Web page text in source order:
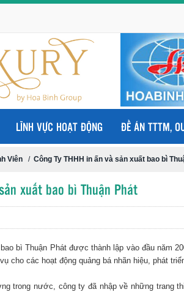
LĨNH VỰC HOẠT ĐỘNG ĐỀ ÁN TTTM,
Viên / Công Ty THHH in ấn và sản xuất bao bì
xuất bao bì Thuận Phát
bì Thuận Phát được thành lập vào đầu năm
cho các hoạt động quảng bá nhãn hiệu, phát
trong nước, công ty đã nhập về những trang